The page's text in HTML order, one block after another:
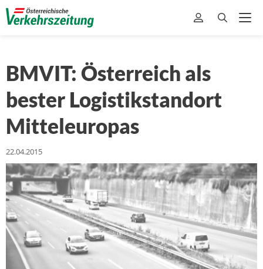
BMVIT: Österreich als
bester Logistikstandort
Mitteleuropas
22.04.2015